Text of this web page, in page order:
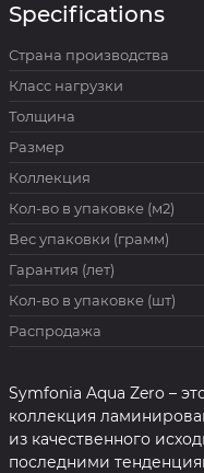
Specifications
Symfonia Aqua Zero –
коллекция
из качественного
последними
Страна производства
Класс нагрузки
Толщина
Размер
Коллекция
Кол-во в упаковке (м2)
Вес упаковки (грамм)
Гарантия (лет)
Кол-во в упаковке (шт)
Распродажа